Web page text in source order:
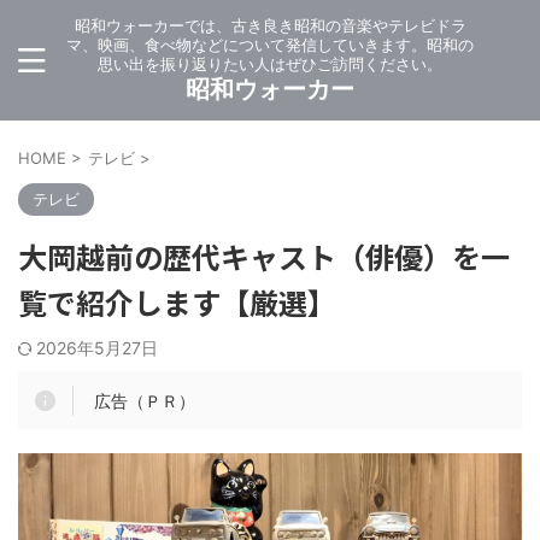
昭和ウォーカーでは、古き良き昭和の音楽やテレビドラ
マ、映画、食べ物などについて発信していきます。昭和の
思い出を振り返りたい人はぜひご訪問ください。
昭和ウォーカー
HOME > テレビ >
テレビ
大岡越前の歴代キャスト（俳優）を一
覧で紹介します【厳選】
2026年5月27日
広告（ＰＲ）